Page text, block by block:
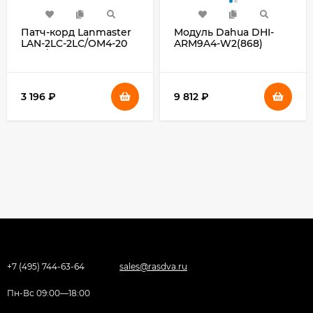
Патч-корд Lanmaster
LAN-2LC-2LC/OM4-20
3 196 ₽
Модуль Dahua DHI-
ARM9A4-W2(868)
9 812 ₽
+7 (495) 744-63-64 sales@rasdva.ru
Пн-Вс 09:00—18:00